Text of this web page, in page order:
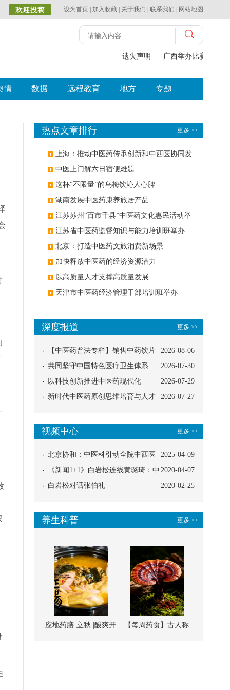
设为首页 加入收藏 关于我们 联系我们 网站地图
遗失声明 广西举办比赛探索中
情 数据 远程教育 地方 专题
更多 >>
热点文章排行
上海：推动中医药传承创新和中西医协同发
展 中医上门解六日宿便难题
这杯“不限量”的乌梅饮沁人心脾
湖南发展中医药康养旅居产品
江苏苏州“百市千县”中医药文化惠民活动举
办 江苏省中医药监督知识与能力培训班举办
北京：打造中医药文旅消费新场景
加快释放中医药的经济资源潜力
以高质量人才支撑高质量发展
天津市中医药经济管理干部培训班举办
更多 >>
深度报道
2026-08-06
【中医药普法专栏】销售中药饮片
应告知煎服方法及注意事项
2026-07-30
共同坚守中国特色医疗卫生体系
2026-07-29
以科技创新推进中医药现代化
2026-07-27
新时代中医药原创思维培育与人才
更多 >>
视频中心
2025-04-09
北京协和：中医科引动全院中西医
协同
2020-04-07
《新闻1+1》白岩松连线黄璐琦：中
医救治的临床效果
2020-02-25
白岩松对话张伯礼
更多 >>
养生科普
应地药膳·立秋 |酸爽开
【每周药食】古人称